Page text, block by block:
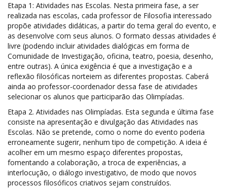
Etapa 1: Atividades nas Escolas. Nesta primeira fase, a ser
realizada nas escolas, cada professor de Filosofia interessado
propõe atividades didáticas, a partir do tema geral do evento, e
as desenvolve com seus alunos. O formato dessas atividades é
livre (podendo incluir atividades dialógicas em forma de
Comunidade de Investigação, oficina, teatro, poesia, desenho,
entre outras). A única exigência é que a investigação e a
reflexão filosóficas norteiem as diferentes propostas. Caberá
ainda ao professor-coordenador dessa fase de atividades
selecionar os alunos que participarão das Olimpíadas.
Etapa 2. Atividades nas Olimpíadas. Esta segunda e última fase
consiste na apresentação e divulgação das Atividades nas
Escolas. Não se pretende, como o nome do evento poderia
erroneamente sugerir, nenhum tipo de competição. A ideia é
acolher em um mesmo espaço diferentes propostas,
fomentando a colaboração, a troca de experiências, a
interlocução, o diálogo investigativo, de modo que novos
processos filosóficos criativos sejam construídos.